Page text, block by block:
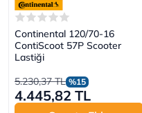
Continental 120/70-16
ContiScoot 57P Scooter
Lastiği
5.230,37 TL %15
4.445,82 TL